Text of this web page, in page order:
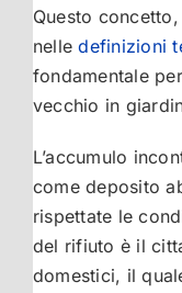
Questo
nelledefinizioni
fondamentale
vecchio in
L’accumulo
come deposito
rispettate le
del rifiuto è il
domestici, il